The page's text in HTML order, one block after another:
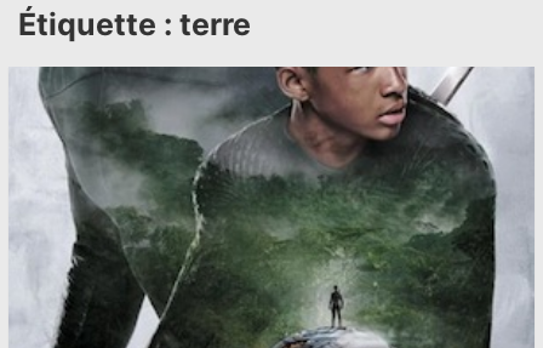
Étiquette : terre